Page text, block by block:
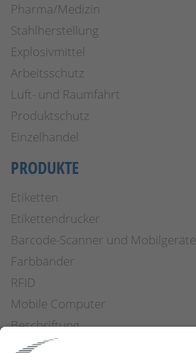
Pharma/Medizin
Stahlherstellung
Explosivmittel
Arbeitsschutz
Luft- und Raumfahrt
Produktschutz
Einzelhandel
PRODUKTE
Etiketten
Etikettendrucker
Barcode-Scanner und Mobilgeräte
Farbbänder
RFID
Mobile Computer
Beschriftung
Arbeitssicherheit